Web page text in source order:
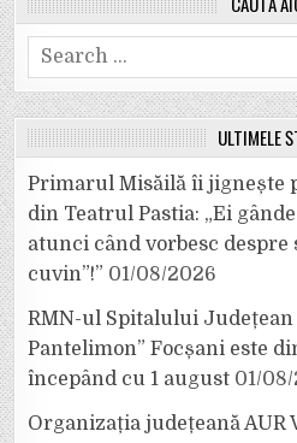
Search
for:
ULTIMELE
Primarul Misăilă îi jignește
din Teatrul Pastia: „Ei
atunci când vorbesc despre
cuvin”!” 01/08/2026
RMN-ul Spitalului
Pantelimon” Focșani este
începând cu 1 august 01/
Organizația județeană AUR